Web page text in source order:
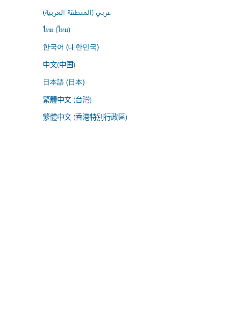
عربي (المنطقة العربية)
ไทย (ไทย)
한국어 (대한민국)
中文(中国)
日本語 (日本)
繁體中文 (台灣)
繁體中文 (香港特別行政區)